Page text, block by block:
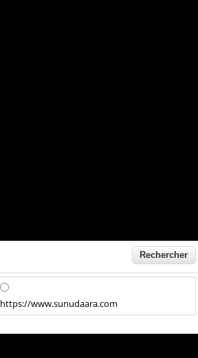
https://www.sunudaara.com